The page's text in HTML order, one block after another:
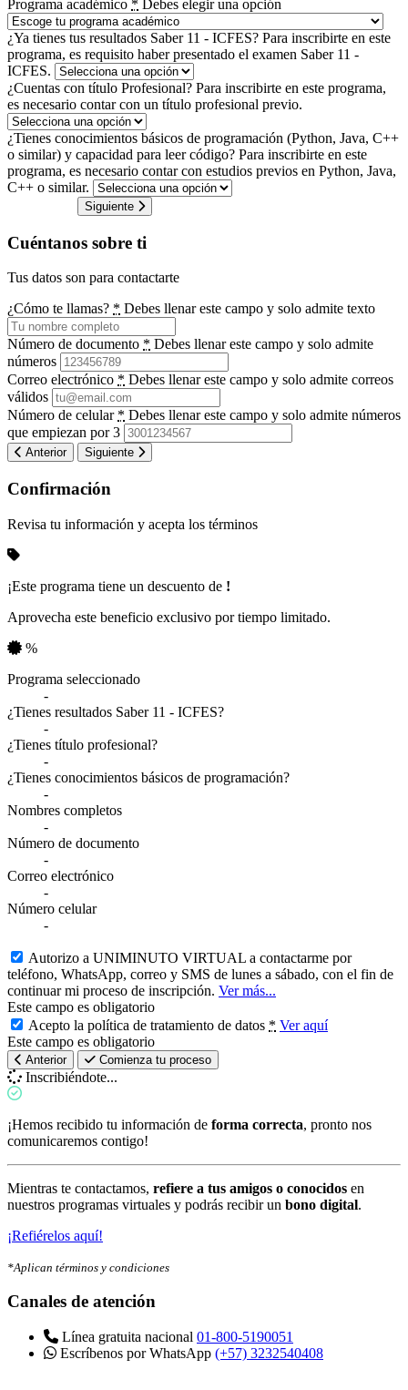
Programa académico * Debes elegir una opción
¿Ya tienes tus resultados Saber 11 - ICFES? Para inscribirte en este
programa, es requisito haber presentado el examen Saber 11 -
ICFES.
¿Cuentas con título Profesional? Para inscribirte en este programa,
es necesario contar con un título profesional previo.
¿Tienes conocimientos básicos de programación (Python, Java, C++
o similar) y capacidad para leer código? Para inscribirte en este
programa, es necesario contar con estudios previos en Python, Java,
C++ o similar.
Siguiente
Cuéntanos sobre ti
Tus datos son para contactarte
¿Cómo te llamas? * Debes llenar este campo y solo admite texto
Número de documento * Debes llenar este campo y solo admite
números
Correo electrónico * Debes llenar este campo y solo admite correos
válidos
Número de celular * Debes llenar este campo y solo admite números
que empiezan por 3
Anterior Siguiente
Confirmación
Revisa tu información y acepta los términos
¡Este programa tiene un descuento de !
Aprovecha este beneficio exclusivo por tiempo limitado.
%
Resumen de tu información
Programa seleccionado
-
¿Tienes resultados Saber 11 - ICFES?
-
¿Tienes título profesional?
-
¿Tienes conocimientos básicos de programación?
-
Nombres completos
-
Número de documento
-
Correo electrónico
-
Número celular
-
Autorizo a UNIMINUTO VIRTUAL a contactarme por
teléfono, WhatsApp, correo y SMS de lunes a sábado, con el fin de
continuar mi proceso de inscripción. Ver más...
Este campo es obligatorio
Acepto la política de tratamiento de datos * Ver aquí
Este campo es obligatorio
Anterior Comienza tu proceso
Inscribiéndote...
¡Hemos recibido tu información de forma correcta, pronto nos
comunicaremos contigo!
Mientras te contactamos, refiere a tus amigos o conocidos en
nuestros programas virtuales y podrás recibir un bono digital.
¡Refiérelos aquí!
*Aplican términos y condiciones
Canales de atención
Línea gratuita nacional 01-800-5190051
Escríbenos por WhatsApp (+57) 3232540408